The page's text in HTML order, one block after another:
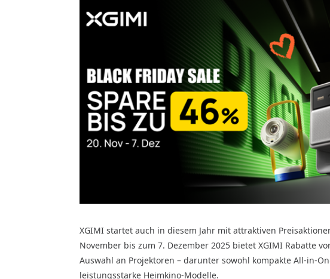
XGIMI startet auch in diesem Jahr mit attraktiven
November bis zum 7. Dezember 2025 bietet XGIMI Rabatte
Auswahl an Projektoren – darunter sowohl kompakte All-in-
leistungsstarke Heimkino-Modelle.